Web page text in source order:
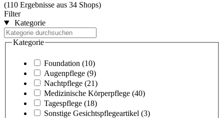
(110 Ergebnisse aus 34 Shops)
Filter
Kategorie
Kategorie
Foundation (10)
Augenpflege (9)
Nachtpflege (21)
Medizinische Körperpflege (40)
Tagespflege (18)
Sonstige Gesichtspflegeartikel (3)